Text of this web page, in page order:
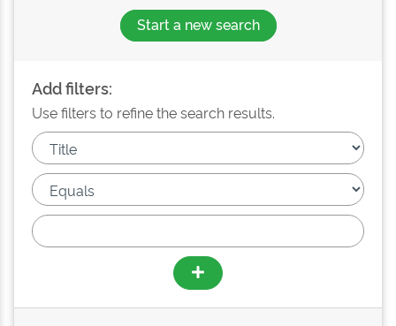
Start a new search
Add filters:
Use filters to refine the search results.